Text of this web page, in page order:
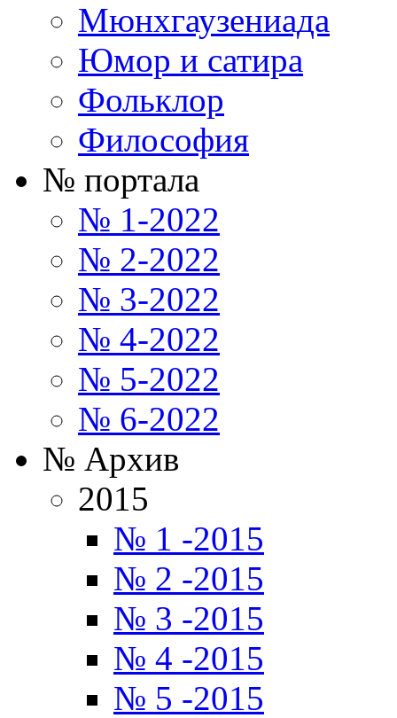
Мюнхгаузениада
Юмор и сатира
Фольклор
Философия
№ портала
№ 1-2022
№ 2-2022
№ 3-2022
№ 4-2022
№ 5-2022
№ 6-2022
№ Архив
2015
№ 1 -2015
№ 2 -2015
№ 3 -2015
№ 4 -2015
№ 5 -2015